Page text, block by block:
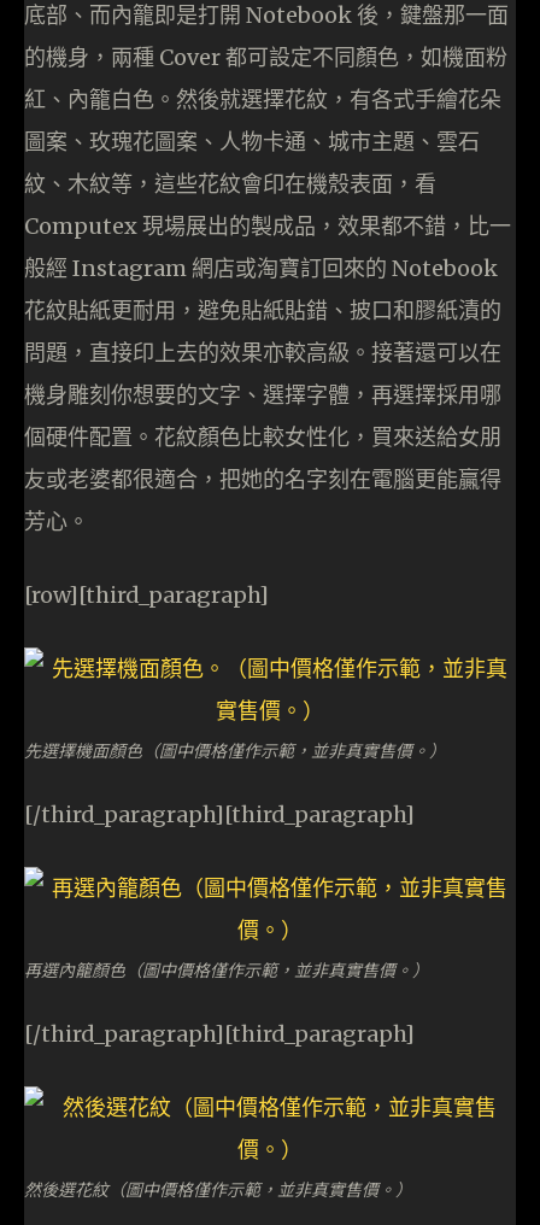
底部、而內籠即是打開 Notebook 後，鍵盤那一面
的機身，兩種 Cover 都可設定不同顏色，如機面粉
紅、內籠白色。然後就選擇花紋，有各式手繪花朵
圖案、玫瑰花圖案、人物卡通、城市主題、雲石
紋、木紋等，這些花紋會印在機殼表面，看
Computex 現場展出的製成品，效果都不錯，比一
般經 Instagram 網店或淘寶訂回來的 Notebook
花紋貼紙更耐用，避免貼紙貼錯、披口和膠紙漬的
問題，直接印上去的效果亦較高級。接著還可以在
機身雕刻你想要的文字、選擇字體，再選擇採用哪
個硬件配置。花紋顏色比較女性化，買來送給女朋
友或老婆都很適合，把她的名字刻在電腦更能贏得
芳心。
[row][third_paragraph]
先選擇機面顏色（圖中價格僅作示範，並非真實售價。）
[/third_paragraph][third_paragraph]
再選內籠顏色（圖中價格僅作示範，並非真實售價。）
[/third_paragraph][third_paragraph]
然後選花紋（圖中價格僅作示範，並非真實售價。）